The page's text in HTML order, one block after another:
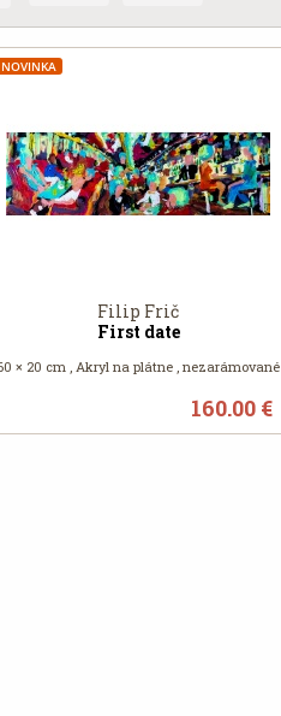
Filip Frič
First date
× 20 cm , Akryl na plátne , nezarámované
160.00 €
NOVINKA